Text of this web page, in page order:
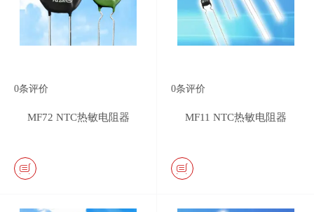
0条评价
MF72 NTC热敏电阻器
0条评价
MF11 NTC热敏电阻器